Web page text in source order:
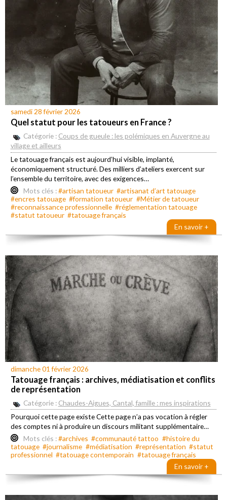
samedi 28 février 2026
Quel statut pour les tatoueurs en France ?
Catégorie : Coups de gueule : les polémiques en Auvergne au
village et ailleurs
Le tatouage français est aujourd’hui visible, implanté,
économiquement structuré. Des milliers d’ateliers exercent sur
l’ensemble du territoire, avec des exigences…
Mots clés :#artisan tatoueur #artisanat d’art tatouage
#encres tatouage #formation tatoueur #Métier de tatoueur
#reconnaissance professionnelle #réglementation tatouage
#statut tatoueur #tatouage français
En savoir +
dimanche 01 février 2026
Tatouage français : archives, médiatisation et conflits
de représentation
Catégorie : Chaudes-Aigues, Cantal, famille : mes inspirations
Pourquoi cette page existe Cette page n’a pas vocation à régler
des comptes ni à produire un discours militant supplémentaire…
Mots clés :#archives #communauté tattoo #histoire du
tatouage #journalisme #médiatisation #représentation #statut
professionnel #tatouage contemporain #tatouage français
En savoir +